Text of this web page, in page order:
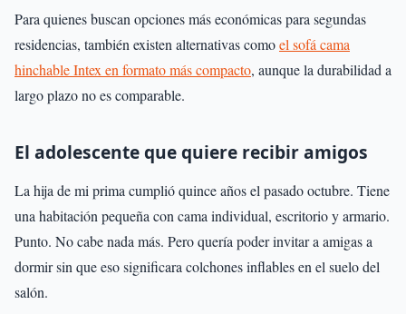
Para quienes buscan opciones más económicas para segundas
residencias, también existen alternativas comoel sofá cama
hinchable Intex en formato más compacto, aunque la durabilidad a
largo plazo no es comparable.
El adolescente que quiere recibir amigos
La hija de mi prima cumplió quince años el pasado octubre. Tiene
una habitación pequeña con cama individual, escritorio y armario.
Punto. No cabe nada más. Pero quería poder invitar a amigas a
dormir sin que eso significara colchones inflables en el suelo del
salón.